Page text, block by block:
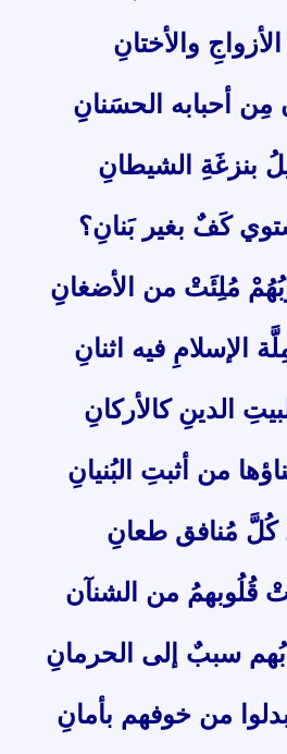
والأختانِ
أحبابه الحسَنانِِ
بنزغَةِ الشيطانِ
كَفٌ بغير بَنانِ؟
مُلِئَتْ من الأضغانِِ
فيه اثنانِ
الدينِ كالأركانِ
من أثبتِ البُنيانِ
كُلَّ مُنافق طعانِ
قُلُوبهمُ من الشنآن
سببٌ إلى الحرمانِ
من خوفهم بأمانِ